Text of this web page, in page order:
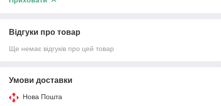
Відгуки про товар
Ще немає відгуків про цей товар
Умови доставки
Нова Пошта